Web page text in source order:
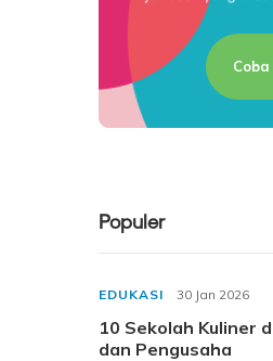
Populer
EDUKASI 30 Jan 2026
10 Sekolah Kuliner
dan Pengusaha